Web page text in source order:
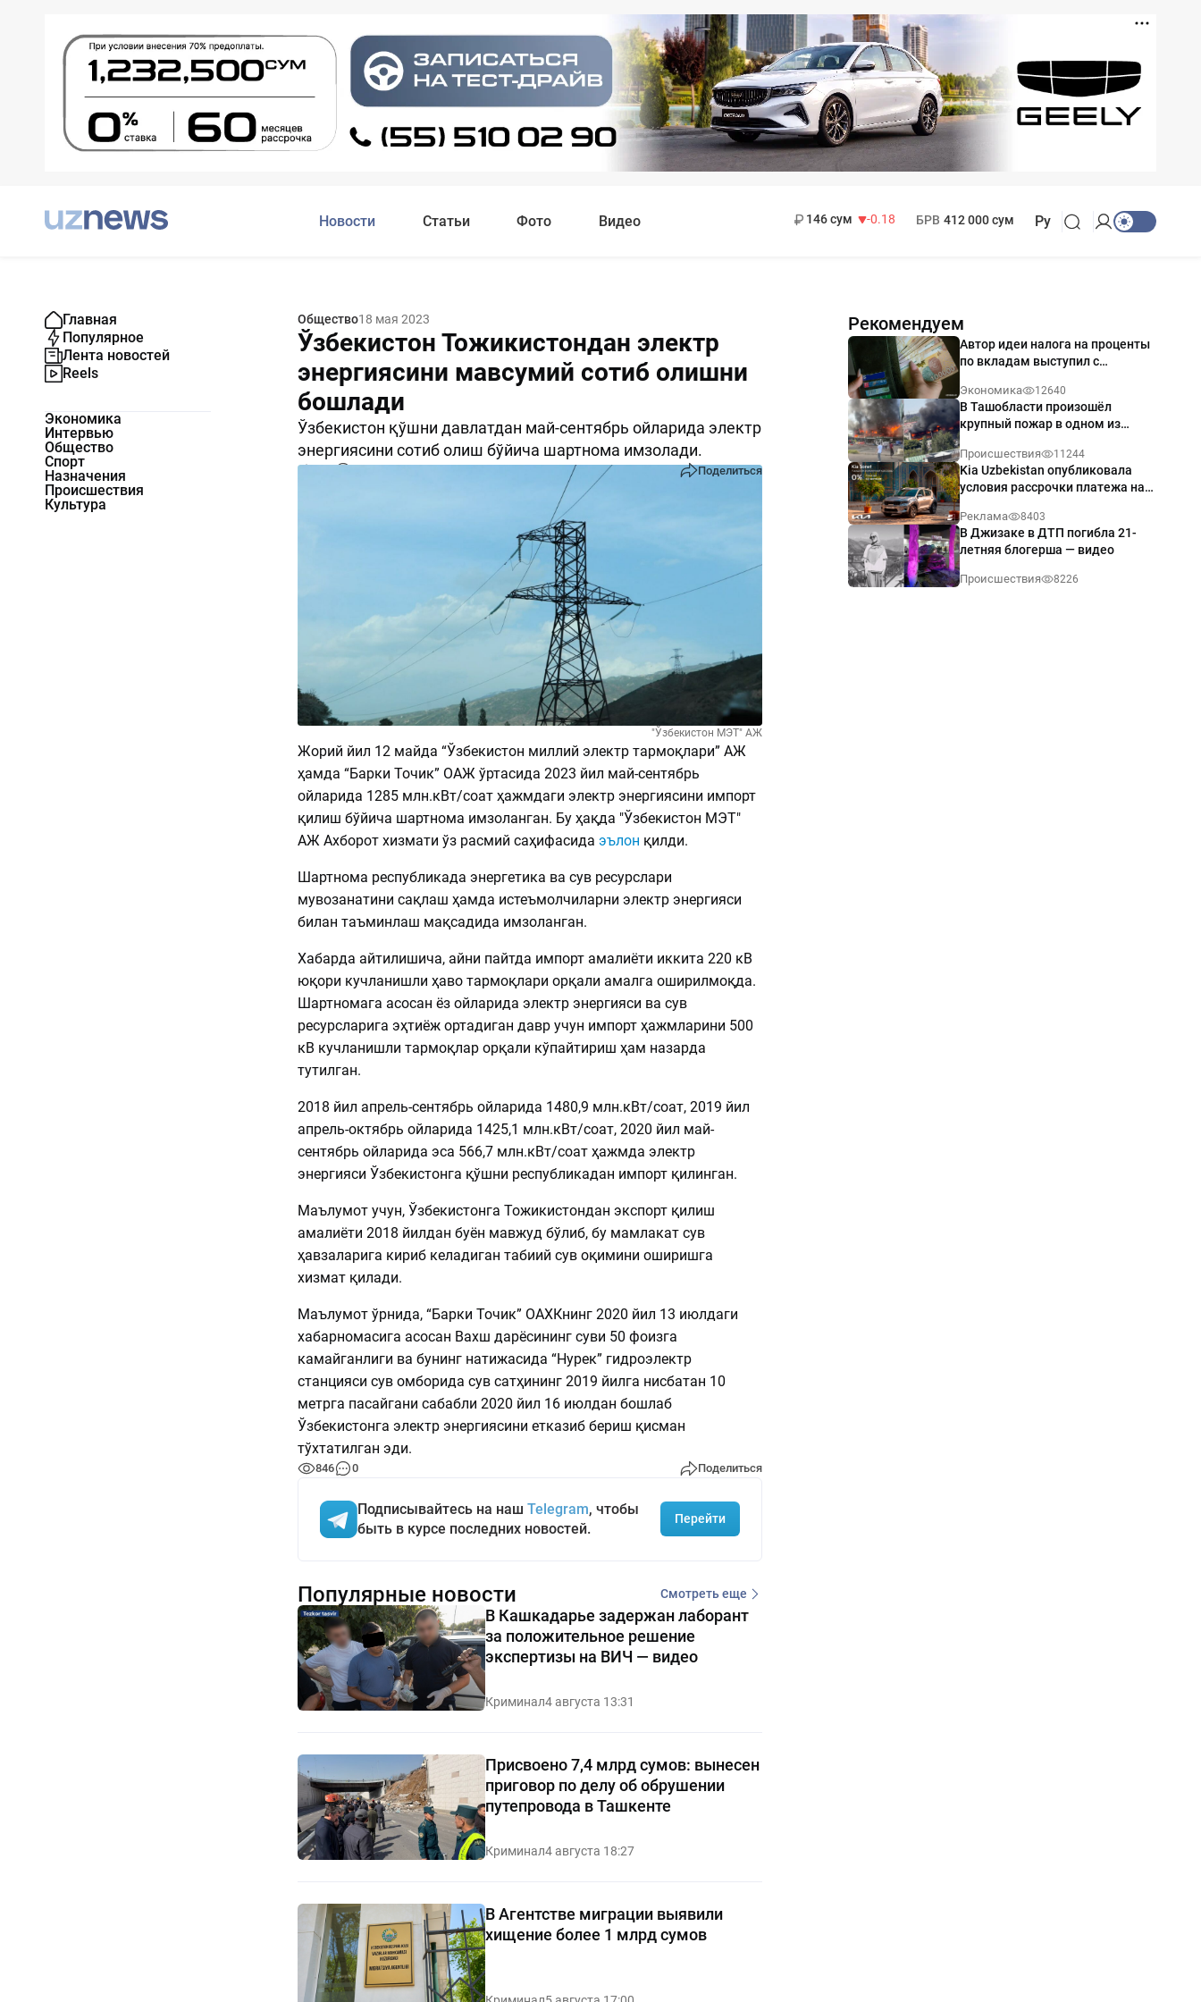
Новости Статьи Фото Видео
146 сум
-0.18
БРВ 412 000 сум Ру
Главная
Популярное
Лента новостей
Reels
Экономика
Интервью
Общество
Спорт
Назначения
Происшествия
Культура
Общество18 мая 2023
Ўзбекистон Тожикистондан электр
энергиясини мавсумий сотиб олишни
бошлади
Ўзбекистон қўшни давлатдан май-сентябрь ойларида электр
энергиясини сотиб олиш бўйича шартнома имзолади.
Поделиться
"Ўзбекистон МЭТ" АЖ
Жорий йил 12 майда “Ўзбекистон миллий электр тармоқлари” АЖ
ҳамда “Барки Точик” ОАЖ ўртасида 2023 йил май-сентябрь
ойларида 1285 млн.кВт/соат ҳажмдаги электр энергиясини импорт
қилиш бўйича шартнома имзоланган. Бу ҳақда "Ўзбекистон МЭТ"
АЖ Ахборот хизмати ўз расмий саҳифасида эълон қилди.
Шартнома республикада энергетика ва сув ресурслари
мувозанатини сақлаш ҳамда истеъмолчиларни электр энергияси
билан таъминлаш мақсадида имзоланган.
Хабарда айтилишича, айни пайтда импорт амалиёти иккита 220 кВ
юқори кучланишли ҳаво тармоқлари орқали амалга оширилмоқда.
Шартномага асосан ёз ойларида электр энергияси ва сув
ресурсларига эҳтиёж ортадиган давр учун импорт ҳажмларини 500
кВ кучланишли тармоқлар орқали кўпайтириш ҳам назарда
тутилган.
2018 йил апрель-сентябрь ойларида 1480,9 млн.кВт/соат, 2019 йил
апрель-октябрь ойларида 1425,1 млн.кВт/соат, 2020 йил май-
сентябрь ойларида эса 566,7 млн.кВт/соат ҳажмда электр
энергияси Ўзбекистонга қўшни республикадан импорт қилинган.
Маълумот учун, Ўзбекистонга Тожикистондан экспорт қилиш
амалиёти 2018 йилдан буён мавжуд бўлиб, бу мамлакат сув
ҳавзаларига кириб келадиган табиий сув оқимини оширишга
хизмат қилади.
Маълумот ўрнида, “Барки Точик” ОАХКнинг 2020 йил 13 июлдаги
хабарномасига асосан Вахш дарёсининг суви 50 фоизга
камайганлиги ва бунинг натижасида “Нурек” гидроэлектр
станцияси сув омборида сув сатҳининг 2019 йилга нисбатан 10
метрга пасайгани сабабли 2020 йил 16 июлдан бошлаб
Ўзбекистонга электр энергиясини етказиб бериш қисман
тўхтатилган эди.
846 0 Поделиться
Подписывайтесь на наш Telegram, чтобы
быть в курсе последних новостей.
Перейти
Рекомендуем
Автор идеи налога на проценты
по вкладам выступил с
Экономика 12640
В Ташобласти произошёл
крупный пожар в одном из
Происшествия 11244
Kia Uzbekistan опубликовала
условия рассрочки платежа на
годовых
Реклама 8403
В Джизаке в ДТП погибла 21-
летняя блогерша — видео
Происшествия 8226
Популярные новости Смотреть еще
В Кашкадарье задержан лаборант
за положительное решение
экспертизы на ВИЧ — видео
Криминал4 августа 13:31
Присвоено 7,4 млрд сумов: вынесен
приговор по делу об обрушении
путепровода в Ташкенте
Криминал4 августа 18:27
В Агентстве миграции выявили
хищение более 1 млрд сумов